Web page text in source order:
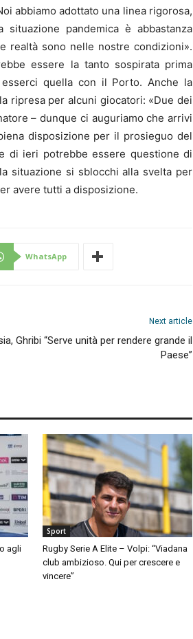
abbiamo adottato una linea rigorosa,
pandemica è abbastanza
realtà sono nelle nostre condizioni».
essere la tanto sospirata prima
quella con il Porto. Anche la
ripresa per alcuni giocatori: «Due dei
– dunque ci auguriamo che arrivi
disposizione per il prosieguo del
di ieri potrebbe essere questione di
situazione si sblocchi alla svelta per
avere tutti a disposizione.
WhatsApp
Next article
Ghribi “Serve unità per rendere grande il
Paese”
agli
Sport
Rugby Serie A Elite – Volpi: “Viadana
club ambizioso. Qui per crescere e
vincere”